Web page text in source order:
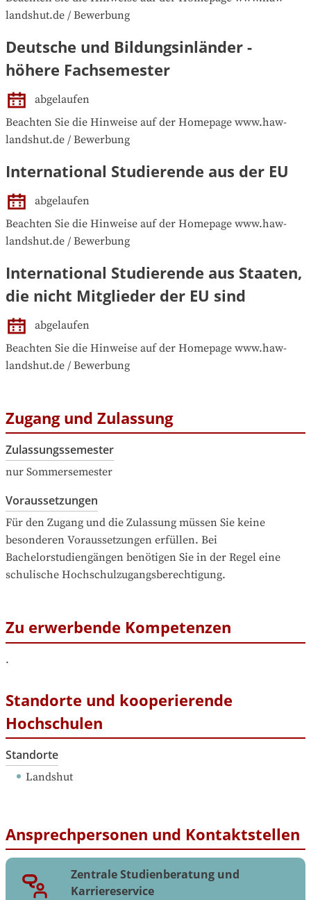
landshut.de / Bewerbung
Deutsche und Bildungsinländer -
höhere Fachsemester
abgelaufen
Beachten Sie die Hinweise auf der Homepage www.haw-
landshut.de / Bewerbung
International Studierende aus der EU
abgelaufen
Beachten Sie die Hinweise auf der Homepage www.haw-
landshut.de / Bewerbung
International Studierende aus Staaten,
die nicht Mitglieder der EU sind
abgelaufen
Beachten Sie die Hinweise auf der Homepage www.haw-
landshut.de / Bewerbung
Zugang und Zulassung
Zulassungssemester
nur Sommersemester
Voraussetzungen
Für den Zugang und die Zulassung müssen Sie keine
besonderen Voraussetzungen erfüllen. Bei
Bachelorstudiengängen benötigen Sie in der Regel eine
schulische Hochschulzugangsberechtigung.
Zu erwerbende Kompetenzen
.
Standorte und kooperierende
Hochschulen
Standorte
Landshut
Ansprechpersonen und Kontaktstellen
Zentrale Studienberatung und
Karriereservice